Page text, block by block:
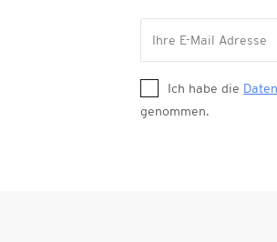
Ich habe die
genommen.